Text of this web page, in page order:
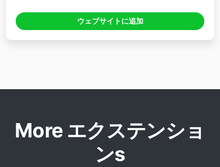
ウェブサイトに追加
More エクステンショ
ンs